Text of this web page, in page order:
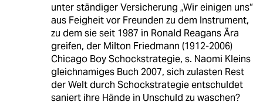
unter ständiger Versicherung „Wir einigen uns“
aus Feigheit vor Freunden zu dem Instrument,
zu dem sie seit 1987 in Ronald Reagans Ära
greifen, der Milton Friedmann (1912-2006)
Chicago Boy Schockstrategie, s. Naomi Kleins
gleichnamiges Buch 2007, sich zulasten Rest
der Welt durch Schockstrategie entschuldet
saniert ihre Hände in Unschuld zu waschen?